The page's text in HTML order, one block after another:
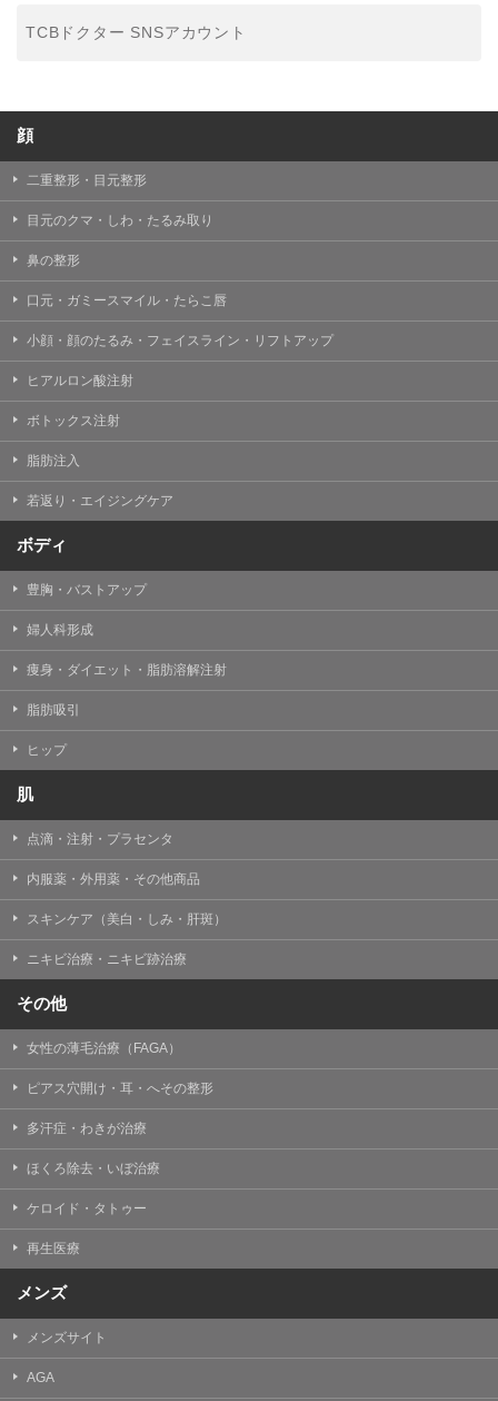
おいて、取得情報の取扱いの全部または一部を外部の業
務委託先に委託することがあります。取得情報の取り扱
TCBグループは、個人情報保護法その他の法令により認
められる場合を除き、患者様の同意なしに、取得情報を
ん。
【個人情報の開示・訂正・利用停止について】
TCBグループは、本人の申し出により個人情報に関する
開示、訂正、更新、削除、利用停止その他お問い合わせ
について、これを適切に対応します。
【Cookie(クッキー)について】
Cookieは、一般的にインターネット閲覧を行う際、又は
の閲覧情報を記憶させておく機能です。
TCBグループでは、Cookie及び類似技術を使用して収集
を分析し、パフォーマンス改善や、WEBサイトを通じて
提供するサービスの向上・改善のため、Cookieを使用す
ることがあります。ご使用のブラウザによりCookieを無
ジが正しく表示されなくなる場合がありますのでご留意
ください。
TCBグループが運営するWEBサイトでは、アクセスログ
として患者様の履歴情報をサーバ上に記録しています。
アクセスログはWEBサイトの保守管理や利用状況に関す
る統計分析のために使用されます。それ以外の目的で使
用されることはありません。
事業上の必要性等に応じて、改定される場合がありま
す。
掲載したときをもって効力を生じるものとします。
TCBドクター SNSアカウント
顔
二重整形・目元整形
目元のクマ・しわ・たるみ取り
鼻の整形
口元・ガミースマイル・たらこ唇
小顔・顔のたるみ・フェイスライン・リフトアップ
ヒアルロン酸注射
ボトックス注射
脂肪注入
若返り・エイジングケア
ボディ
豊胸・バストアップ
婦人科形成
痩身・ダイエット・脂肪溶解注射
脂肪吸引
ヒップ
肌
点滴・注射・プラセンタ
内服薬・外用薬・その他商品
スキンケア（美白・しみ・肝斑）
ニキビ治療・ニキビ跡治療
その他
女性の薄毛治療（FAGA）
ピアス穴開け・耳・へその整形
多汗症・わきが治療
ほくろ除去・いぼ治療
ケロイド・タトゥー
再生医療
メンズ
メンズサイト
AGA